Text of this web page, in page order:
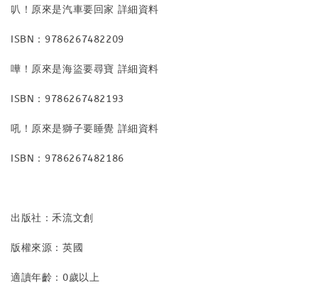
叭！原來是汽車要回家 詳細資料
ISBN：9786267482209
嘩！原來是海盜要尋寶 詳細資料
ISBN：9786267482193
吼！原來是獅子要睡覺 詳細資料
ISBN：9786267482186
出版社：禾流文創
版權來源：英國
適讀年齡：0歲以上